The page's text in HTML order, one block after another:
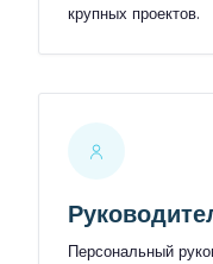
Солнцезащитные
Складские
крупных проектов.
Персональный